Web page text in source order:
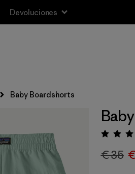
Devoluciones
Baby Boardshorts
€ 35